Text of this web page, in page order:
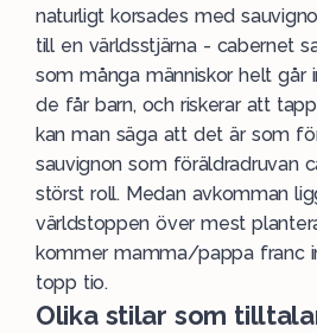
naturligt korsades med
till en världsstjärna - cabernet
som många människor helt går
de får barn, och riskerar att
kan man säga att det är som
sauvignon som föräldradruvan
störst roll. Medan avkomman
världstoppen över mest
kommer mamma/pappa franc
topp tio.
Olika stilar som